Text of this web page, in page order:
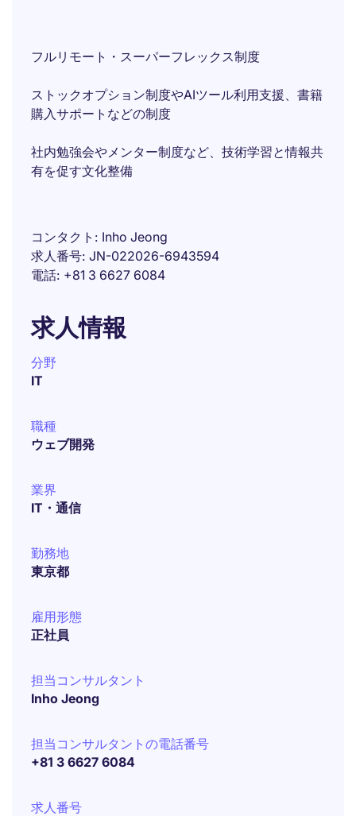
フルリモート・スーパーフレックス制度
ストックオプション制度やAIツール利用支援、書籍
購入サポートなどの制度
社内勉強会やメンター制度など、技術学習と情報共
有を促す文化整備
コンタクト
Inho Jeong
求人番号 JN-022026-6943594
電話 +81 3 6627 6084
求人情報
分野
IT
職種
ウェブ開発
業界
IT・通信
勤務地
東京都
雇用形態
正社員
担当コンサルタント
Inho Jeong
担当コンサルタントの電話番号
+81 3 6627 6084
求人番号